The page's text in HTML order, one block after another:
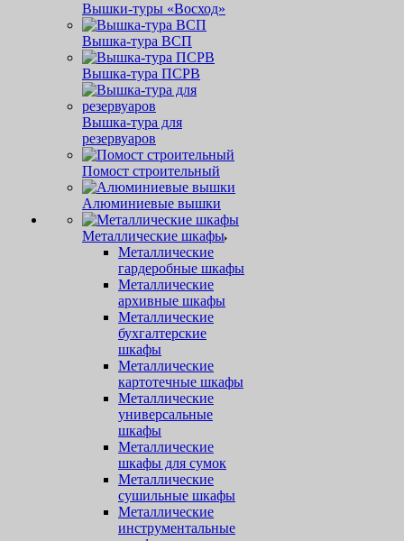
Вышки-туры «Восход»
Вышка-тура ВСП
Вышка-тура ПСРВ
Вышка-тура для
резервуаров
Помост строительный
Алюминиевые вышки
Металлические шкафы
Металлические
гардеробные шкафы
Металлические
архивные шкафы
Металлические
бухгалтерские
шкафы
Металлические
картотечные шкафы
Металлические
универсальные
шкафы
Металлические
шкафы для сумок
Металлические
сушильные шкафы
Металлические
инструментальные